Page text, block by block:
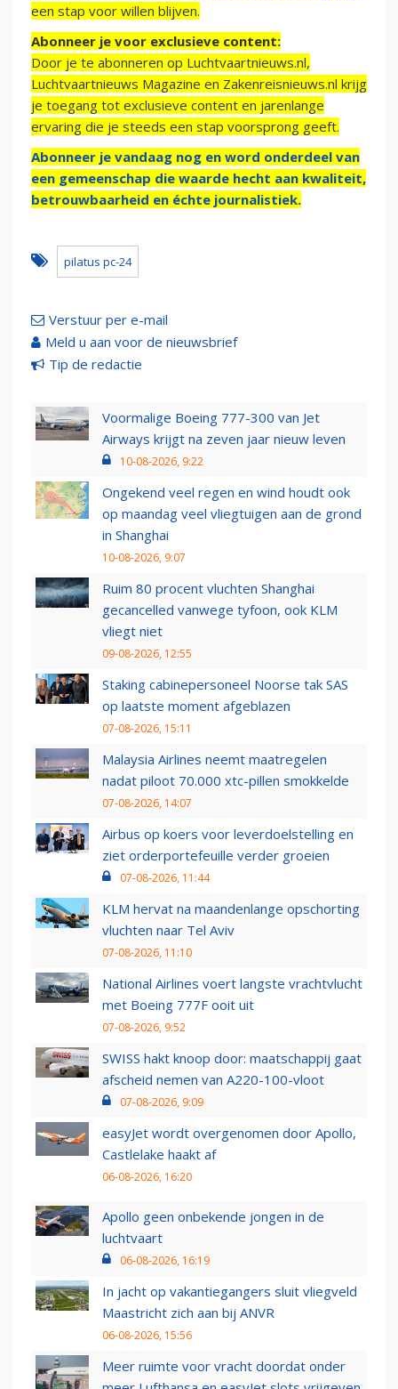
een stap voor willen blijven.
Abonneer je voor exclusieve content:
Door je te abonneren op Luchtvaartnieuws.nl,
Luchtvaartnieuws Magazine en Zakenreisnieuws.nl krijg
je toegang tot exclusieve content en jarenlange
ervaring die je steeds een stap voorsprong geeft.
Abonneer je vandaag nog en word onderdeel van
een gemeenschap die waarde hecht aan kwaliteit,
betrouwbaarheid en échte journalistiek.
pilatus pc-24
Verstuur per e-mail
Meld u aan voor de nieuwsbrief
Tip de redactie
Voormalige Boeing 777-300 van Jet
Airways krijgt na zeven jaar nieuw leven
10-08-2026, 9:22
Ongekend veel regen en wind houdt ook
op maandag veel vliegtuigen aan de grond
in Shanghai
10-08-2026, 9:07
Ruim 80 procent vluchten Shanghai
gecancelled vanwege tyfoon, ook KLM
vliegt niet
09-08-2026, 12:55
Staking cabinepersoneel Noorse tak SAS
op laatste moment afgeblazen
07-08-2026, 15:11
Malaysia Airlines neemt maatregelen
nadat piloot 70.000 xtc-pillen smokkelde
07-08-2026, 14:07
Airbus op koers voor leverdoelstelling en
ziet orderportefeuille verder groeien
07-08-2026, 11:44
KLM hervat na maandenlange opschorting
vluchten naar Tel Aviv
07-08-2026, 11:10
National Airlines voert langste vrachtvlucht
met Boeing 777F ooit uit
07-08-2026, 9:52
SWISS hakt knoop door: maatschappij gaat
afscheid nemen van A220-100-vloot
07-08-2026, 9:09
easyJet wordt overgenomen door Apollo,
Castlelake haakt af
06-08-2026, 16:20
Apollo geen onbekende jongen in de
luchtvaart
06-08-2026, 16:19
In jacht op vakantiegangers sluit vliegveld
Maastricht zich aan bij ANVR
06-08-2026, 15:56
Meer ruimte voor vracht doordat onder